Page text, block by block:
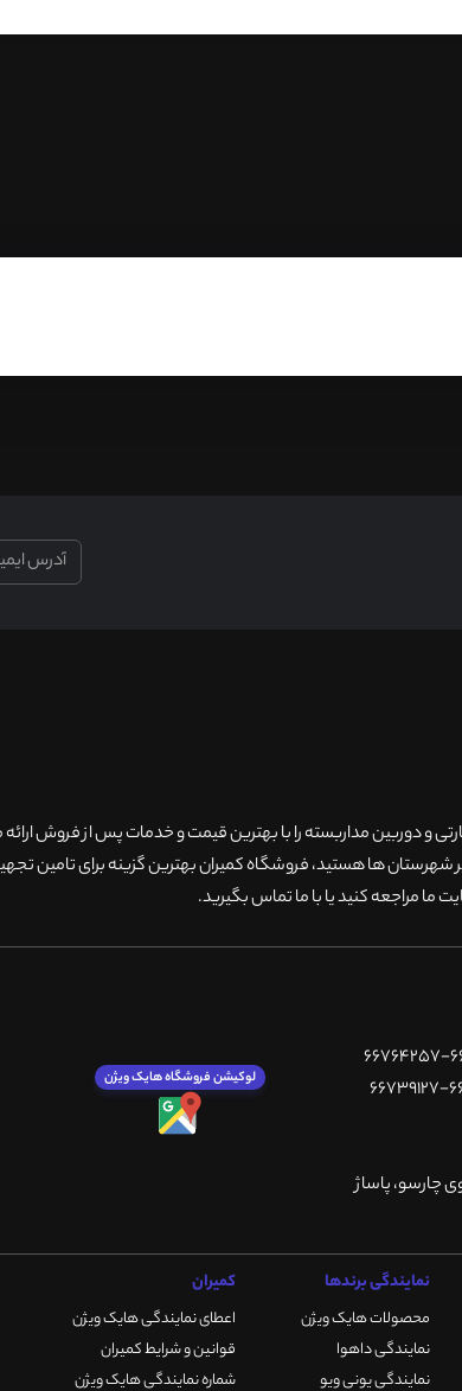
نظارتی و دوربین مداربسته را با بهترین قیمت و خدمات پس از فروش
ها هستید، فروشگاه کمیران بهترین گزینه برای تامین
مراجعه کنید یا با ما تماس بگیرید.
چارسو، پاساژ
لوکیشن فروشگاه هایک ویژن
نمایندگی برندها
محصولات هایک ویژن
نمایندگی داهوا
نمایندگی یونی ویو
کمیران
اعطای نمایندگی هایک ویژن
قوانین و شرایط کمیران
شماره نمایندگی هایک ویژن